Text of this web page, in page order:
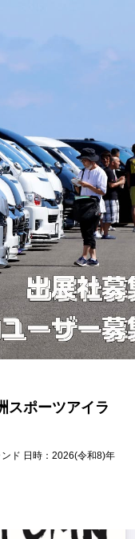
スポーツアイラ
ド 日時：2026(令和8)年